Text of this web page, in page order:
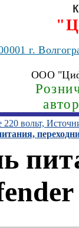
г.
ООО
220 вольт,